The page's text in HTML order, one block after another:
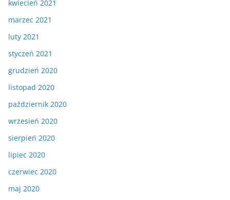
kwiecień 2021
marzec 2021
luty 2021
styczeń 2021
grudzień 2020
listopad 2020
październik 2020
wrzesień 2020
sierpień 2020
lipiec 2020
czerwiec 2020
maj 2020